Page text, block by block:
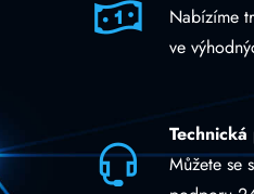
Nabízíme
ve
Můžete se